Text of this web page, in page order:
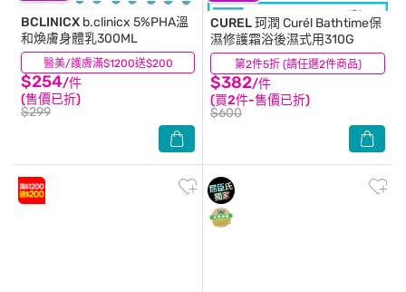
醫美/護膚滿$1200送$200
BCLINICX b.clinicx 5%PHA溫
和煥膚身體乳300ML
$254/件
(售價已折)
$299
(1) 第2件5折 (請任選2件商品)
CUREL 珂潤 Curél Bathtime保
濕修護霜浴後濕式用310G
$382/件
(買2件-售價已折)
$600
(1)